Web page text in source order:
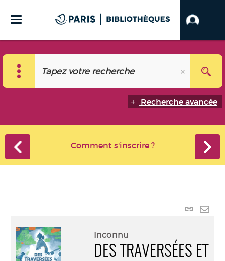
Recherche avancée
Comment s'inscrire ?
Lien
mail
Inconnu
DES TRAVERSÉES ET